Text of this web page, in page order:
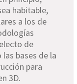
habitable,
a los de
de
bases de la
para
3D.